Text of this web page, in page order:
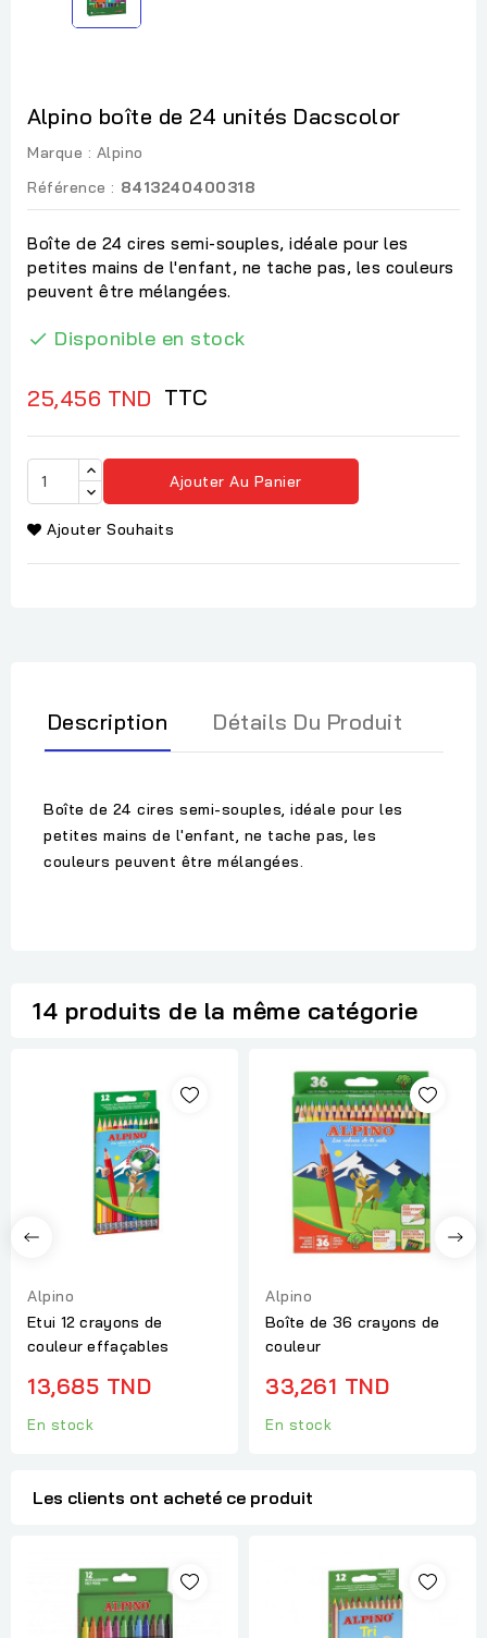
Alpino boîte de 24 unités Dacscolor
Marque : Alpino
Référence : 8413240400318
Boîte de 24 cires semi-souples, idéale pour les
petites mains de l'enfant, ne tache pas, les couleurs
peuvent être mélangées.
 Disponible en stock
25,456 TND TTC
Ajouter Au Panier
Ajouter Souhaits
Description Détails Du Produit
Boîte de 24 cires semi-souples, idéale pour les
petites mains de l'enfant, ne tache pas, les
couleurs peuvent être mélangées.
14 produits de la même catégorie
Alpino
Etui 12 crayons de
couleur effaçables
13,685 TND
En stock
Alpino
Boîte de 36 crayons de
couleur
33,261 TND
En stock
Les clients ont acheté ce produit